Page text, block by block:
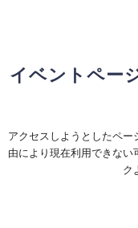
イベントペー
アクセスしようとしたペ
由により現在利用できな
ク